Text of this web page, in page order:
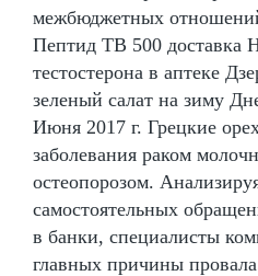
межбюджетных
Пептид TB 500 доставка
тестостерона в аптеке
зеленый салат на зиму
Июня 2017 г. Грецкие
заболевания раком
остеопорозом.
самостоятельных
в банки, специалисты
главных причины